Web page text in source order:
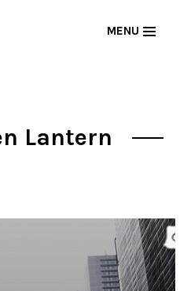
MENU
Lantern